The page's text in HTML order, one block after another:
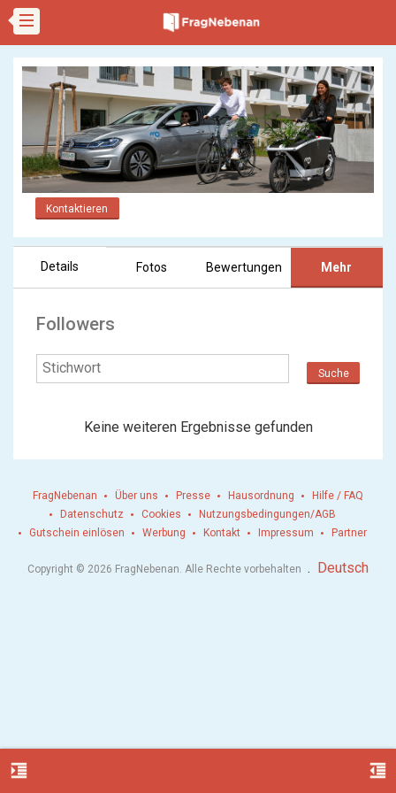
Kontaktieren
Details Fotos Bewertungen Mehr
Followers
Suche
Keine weiteren Ergebnisse gefunden
format_indent_increase format_indent_decrease
FragNebenan Über uns Presse Hausordnung
Hilfe / FAQ
Datenschutz
Cookies
Nutzungsbedingungen/AGB
Gutschein einlösen
Werbung Kontakt Impressum Partner
Copyright © 2026 FragNebenan. Alle Rechte vorbehalten . Deutsch